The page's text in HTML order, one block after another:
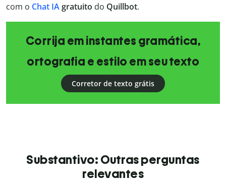
com o Chat IAgratuito do Quillbot.
Corrija em instantes gramática,
ortografia e estilo em seu texto
Corretor de texto grátis
Substantivo: Outras perguntas
relevantes